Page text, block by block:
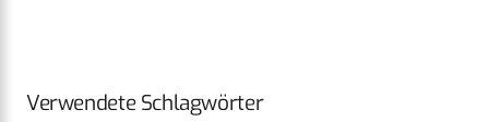
Verwendete Schlagwörter